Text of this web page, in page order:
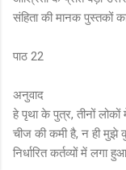
संहिता की मानक पुस्तकों का
पाठ 22
अनुवाद
हे पृथा के पुत्र, तीनों लोकों
चीज की कमी है, न ही मुझे
निर्धारित कर्तव्यों में लगा